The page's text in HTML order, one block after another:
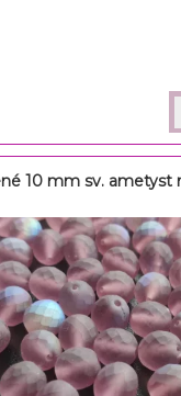
10 mm sv. ametyst